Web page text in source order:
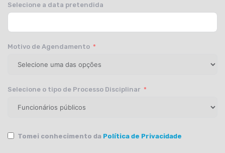
Selecione a data pretendida
Motivo de Agendamento
Selecione o tipo de Processo Disciplinar
Tomei conhecimento da Política de Privacidade